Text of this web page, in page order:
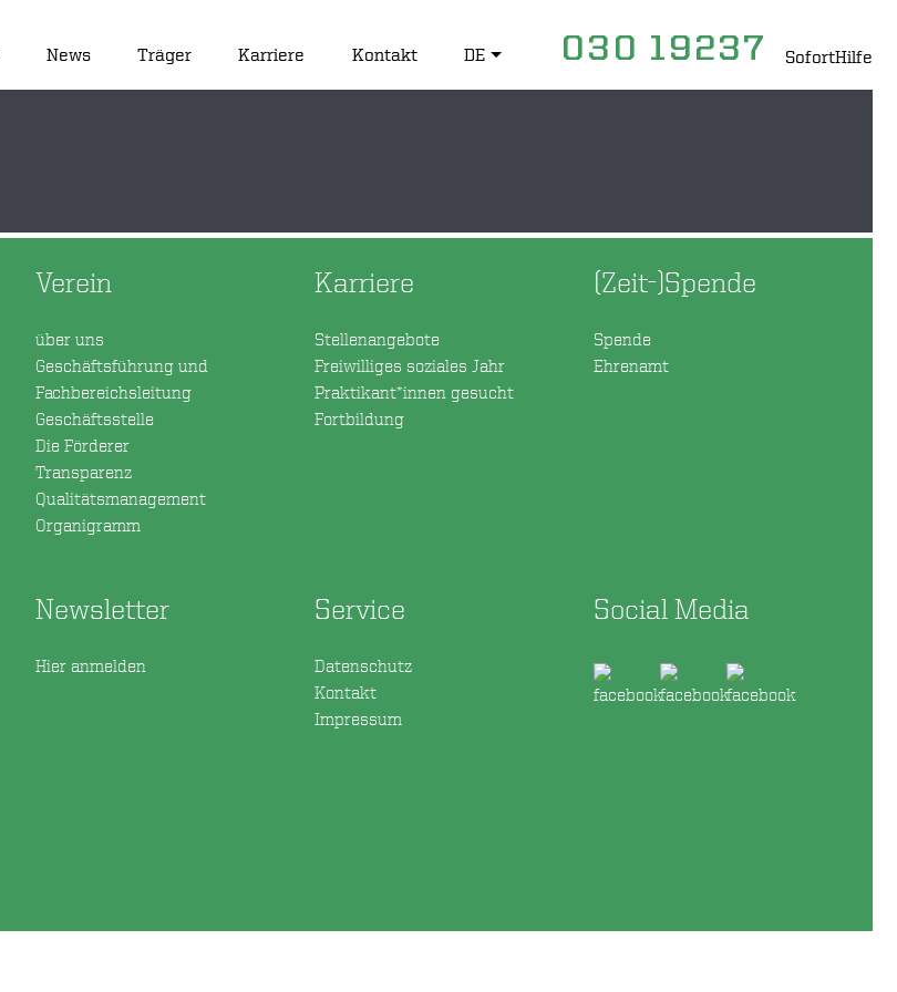
News Träger Karriere Kontakt DE 030 19237 SofortHilfe
Verein
über uns
Geschäftsführung und
Fachbereichsleitung
Geschäftsstelle
Die Förderer
Transparenz
Qualitätsmanagement
Organigramm
Karriere
Stellenangebote
Freiwilliges soziales Jahr
Praktikant*innen gesucht
Fortbildung
(Zeit-)Spende
Spende
Ehrenamt
Newsletter
Hier anmelden
Service
Datenschutz
Kontakt
Impressum
Social Media